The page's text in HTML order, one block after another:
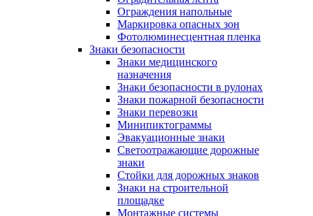
Ограждения напольные
Маркировка опасных зон
Фотолюминесцентная пленка
Знаки безопасности
Знаки медицинского
назначения
Знаки безопасности в рулонах
Знаки пожарной безопасности
Знаки перевозки
Минипиктограммы
Эвакуационные знаки
Светоотражающие дорожные
знаки
Стойки для дорожных знаков
Знаки на строительной
площадке
Монтажные системы